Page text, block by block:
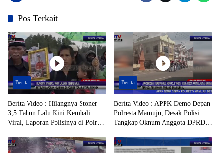
Pos Terkait
Berita
Berita Video : Hilangnya Stoner
3,5 Tahun Lalu Kini Kembali
Viral, Laporan Polisinya di Polres
Berita
Berita Video : APPK Demo Depan
Polresta Mamuju, Desak Polisi
Tangkap Oknum Anggota DPRD
Tersangka Tambang Emas Ilegal